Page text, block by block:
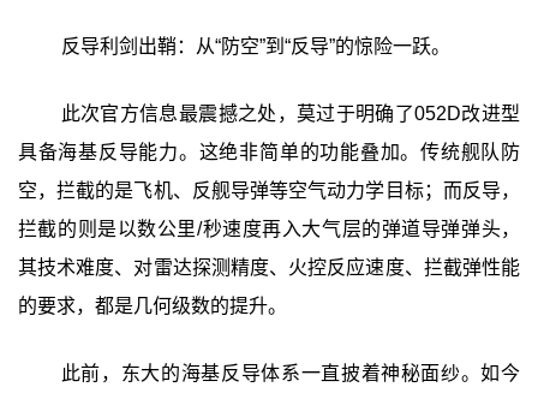
反导利剑出鞘：从“防空”到“反导”的惊险一跃。
此次官方信息最震撼之处，莫过于明确了052D改进型
具备海基反导能力。这绝非简单的功能叠加。传统舰队防
空，拦截的是飞机、反舰导弹等空气动力学目标；而反导，
拦截的则是以数公里/秒速度再入大气层的弹道导弹弹头，
其技术难度、对雷达探测精度、火控反应速度、拦截弹性能
的要求，都是几何级数的提升。
此前，东大的海基反导体系一直披着神秘面纱。如今